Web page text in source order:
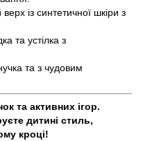
верх із синтетичної шкіри з
та устілка з
та з чудовим
та активних ігор.
дитині стиль,
кроці!